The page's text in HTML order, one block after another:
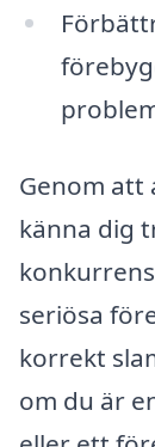
Genom att
känna dig
seriösa
korrekt
om du är